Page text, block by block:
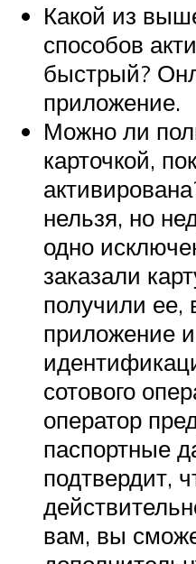
Какой из
способов
быстрый?
приложение.
Можно ли
карточкой,
нельзя, но
одно
заказали
получили ее,
приложение
сотового
оператор
паспортные
подтвердит,
вам, вы